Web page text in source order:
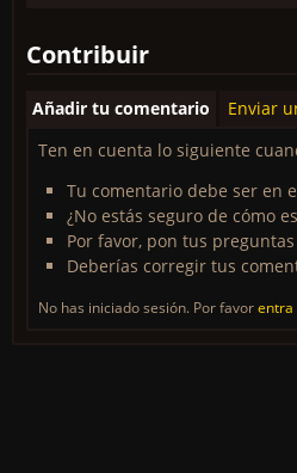
Contribuir
Añadir tu comentario
Enviar
Ten en cuenta lo siguiente
Tu comentario debe ser en
¿No estás seguro de cómo
Por favor, pon tus
Deberías corregir tus
No has iniciado sesión. Por favorentra